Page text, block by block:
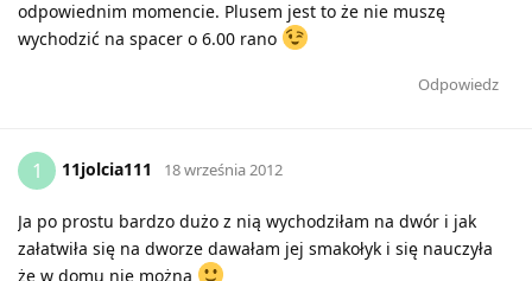
odpowiednim momencie. Plusem jest to że nie muszę
wychodzić na spacer o 6.00 rano
Odpowiedz
1 11jolcia111 18 września 2012
Ja po prostu bardzo dużo z nią wychodziłam na dwór i jak
załatwiła się na dworze dawałam jej smakołyk i się nauczyła
że w domu nie można